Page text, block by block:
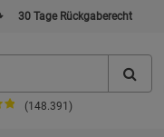
30 Tage Rückgaberecht
(148.391)